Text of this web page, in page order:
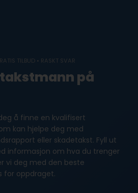
TILBUD • RASKT SVAR
på
å finne en kvalifisert
kan hjelpe deg med
eller skadetakst. Fyll ut
informasjon om hva du trenger
vi deg med den beste
for oppdraget.